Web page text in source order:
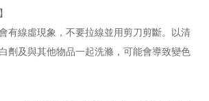
有線虛現象，不要拉線並用剪刀剪斷。以清
劑及與其他物品一起洗滌，可能會導致變色